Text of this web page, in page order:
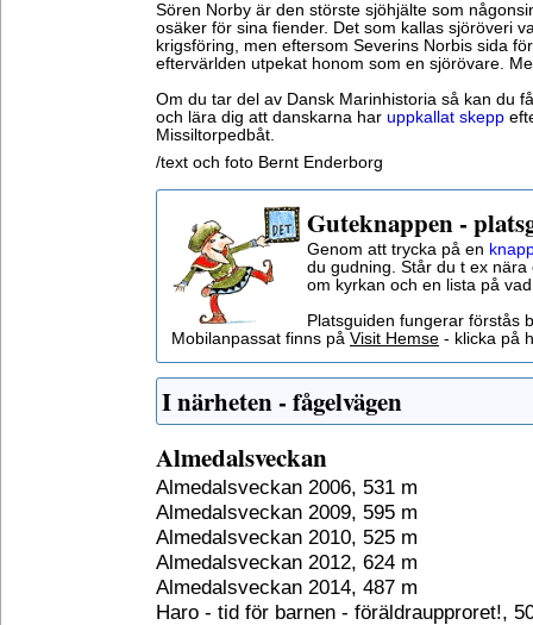
Sören Norby är den störste sjöhjälte som
osäker för sina fiender. Det som kallas sjöröveri
krigsföring, men eftersom Severins Norbis sida
eftervärlden utpekat honom som en sjörövare.
Om du tar del av Dansk Marinhistoria så kan du
och lära dig att danskarna har uppkallat skepp
Missiltorpedbåt.
/text och foto Bernt Enderborg
Guteknappen -
Genom att trycka på en
du gudning. Står du t ex
om kyrkan och en lista på
Platsguiden fungerar förstås
Mobilanpassat finns på Visit Hemse - klicka på
I närheten - fågelvägen
Almedalsveckan
Almedalsveckan 2006, 531 m
Almedalsveckan 2009, 595 m
Almedalsveckan 2010, 525 m
Almedalsveckan 2012, 624 m
Almedalsveckan 2014, 487 m
Haro - tid för barnen - föräldraupproret!,